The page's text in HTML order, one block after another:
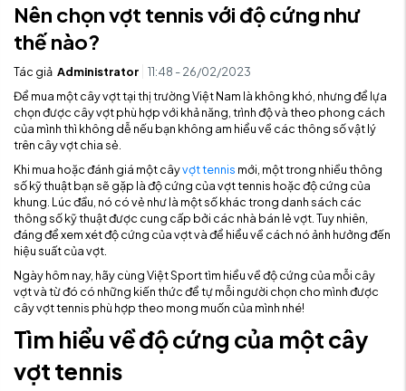
Nên chọn vợt tennis với độ cứng như
thế nào?
Tác giả Administrator
11:48 - 26/02/2023
Để mua một cây vợt tại thị trường Việt Nam là không khó, nhưng để lựa
chọn được cây vợt phù hợp với khả năng, trình độ và theo phong cách
của mình thì không dễ nếu bạn không am hiểu về các thông số vật lý
trên cây vợt chia sẻ.
Khi mua hoặc đánh giá một câyvợt tennis mới, một trong nhiều thông
số kỹ thuật bạn sẽ gặp là độ cứng của vợt tennis hoặc độ cứng của
khung. Lúc đầu, nó có vẻ như là một số khác trong danh sách các
thông số kỹ thuật được cung cấp bởi các nhà bán lẻ vợt. Tuy nhiên,
đáng để xem xét độ cứng của vợt và để hiểu về cách nó ảnh hưởng đến
hiệu suất của vợt.
Ngày hôm nay, hãy cùng Việt Sport tìm hiểu về độ cứng của mỗi cây
vợt và từ đó có những kiến thức để tự mỗi người chọn cho mình được
cây vợt tennis phù hợp theo mong muốn của mình nhé!
Tìm hiểu về độ cứng của một cây
vợt tennis